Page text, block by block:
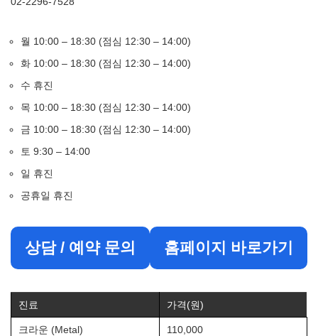
월 10:00 – 18:30 (점심 12:30 – 14:00)
화 10:00 – 18:30 (점심 12:30 – 14:00)
수 휴진
목 10:00 – 18:30 (점심 12:30 – 14:00)
금 10:00 – 18:30 (점심 12:30 – 14:00)
토 9:30 – 14:00
일 휴진
공휴일 휴진
상담 / 예약 문의 홈페이지 바로가기
진료 가격(원)
크라운 (Metal) 110,000